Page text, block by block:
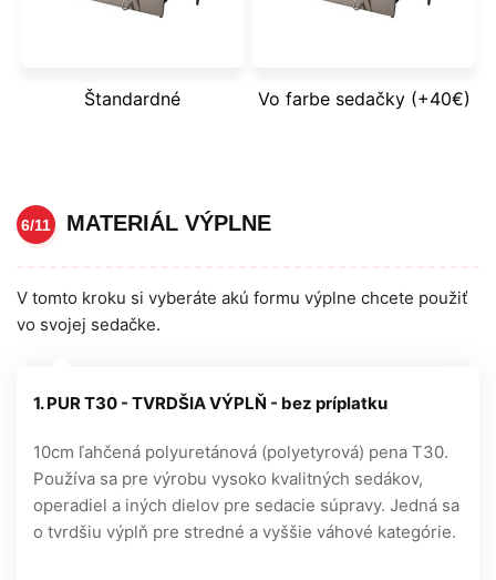
Štandardné Vo farbe sedačky (+40€)
6/11 MATERIÁL VÝPLNE
V tomto kroku si vyberáte akú formu výplne chcete použiť
vo svojej sedačke.
1. PUR T30 - TVRDŠIA VÝPLŇ - bez príplatku
10cm ľahčená polyuretánová (polyetyrová) pena T30.
Používa sa pre výrobu vysoko kvalitných sedákov,
operadiel a iných dielov pre sedacie súpravy. Jedná sa
o tvrdšiu výplň pre stredné a vyššie váhové kategórie.